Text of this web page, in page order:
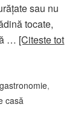
sau nu
tocate,
… [Citeste tot
gastronomie,
casă